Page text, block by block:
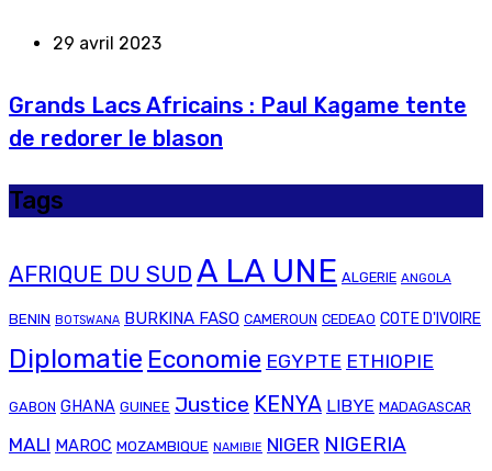
29 avril 2023
Grands Lacs Africains : Paul Kagame tente
de redorer le blason
Tags
AFRIQUE DU SUD A LA UNE ALGERIE ANGOLA
BENIN BOTSWANA BURKINA FASO CAMEROUN CEDEAO COTE D'IVOIRE
Diplomatie Economie EGYPTE ETHIOPIE
GABON GHANA GUINEE Justice KENYA LIBYE MADAGASCAR
MALI MAROC MOZAMBIQUE NAMIBIE NIGER NIGERIA